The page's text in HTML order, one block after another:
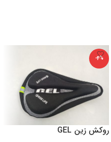
-4%
روکش زین GEL